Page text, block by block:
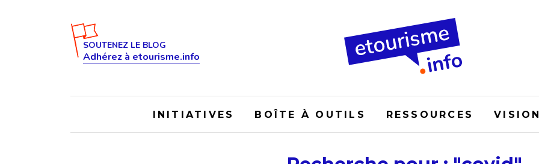
SOUTENEZ LE BLOG
Adhérez à etourisme.info
INITIATIVES BOÎTE À OUTILS RESSOURCES VISION